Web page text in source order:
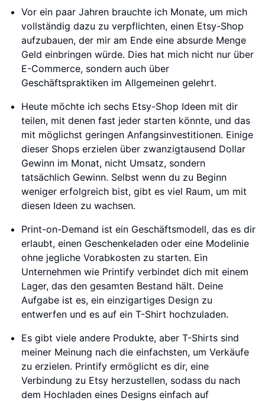
Vor ein paar Jahren brauchte ich Monate, um mich
vollständig dazu zu verpflichten, einen Etsy-Shop
aufzubauen, der mir am Ende eine absurde Menge
Geld einbringen würde. Dies hat mich nicht nur über
E-Commerce, sondern auch über
Geschäftspraktiken im Allgemeinen gelehrt.
Heute möchte ich sechs Etsy-Shop Ideen mit dir
teilen, mit denen fast jeder starten könnte, und das
mit möglichst geringen Anfangsinvestitionen. Einige
dieser Shops erzielen über zwanzigtausend Dollar
Gewinn im Monat, nicht Umsatz, sondern
tatsächlich Gewinn. Selbst wenn du zu Beginn
weniger erfolgreich bist, gibt es viel Raum, um mit
diesen Ideen zu wachsen.
Print-on-Demand ist ein Geschäftsmodell, das es dir
erlaubt, einen Geschenkeladen oder eine Modelinie
ohne jegliche Vorabkosten zu starten. Ein
Unternehmen wie Printify verbindet dich mit einem
Lager, das den gesamten Bestand hält. Deine
Aufgabe ist es, ein einzigartiges Design zu
entwerfen und es auf ein T-Shirt hochzuladen.
Es gibt viele andere Produkte, aber T-Shirts sind
meiner Meinung nach die einfachsten, um Verkäufe
zu erzielen. Printify ermöglicht es dir, eine
Verbindung zu Etsy herzustellen, sodass du nach
dem Hochladen eines Designs einfach auf